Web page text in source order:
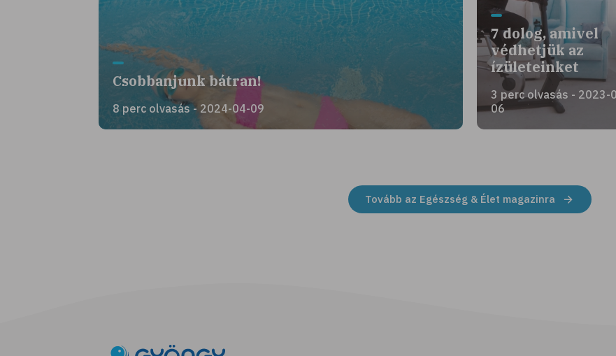
Csobbanjunk bátran!
8 perc olvasás - 2024-04-09
7 dolog, amivel
védhetjük az
ízületeinket
3 perc olvasás - 2023-
06
Tovább az Egészség & Élet magazinra